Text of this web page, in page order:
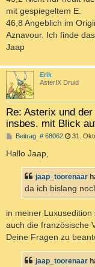
mit gespiegeltem E.
46,8 Angeblich im
Aznavour. Ich finde
Jaap
Erik
AsterIX Druid
Re: Asterix und
insbes. mit Blick
Beitrag: # 68062B
r
a
31.
Hallo Jaap,
jaap_toorenaar
da ich bislang
in meiner
auch die französische
Deine Fragen zu
jaap_toorenaar